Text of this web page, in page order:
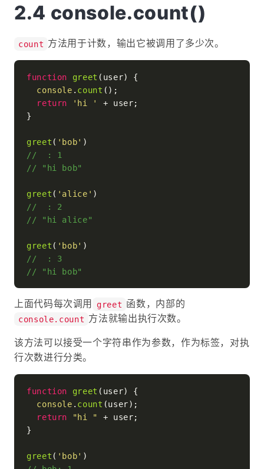
console.count()
count 方法用于计数，输出它被调用了多少次。
function greet ( user) {
console . count ();
return
'hi '
+ user;
}
greet ( 'bob'
//  : 1
// "hi bob"
greet ( 'alice'
//  : 2
// "hi alice"
greet ( 'bob'
//  : 3
// "hi bob"
上面代码每次调用 greet 函数，内部的
console.count 方法就输出执行次数。
该方法可以接受一个字符串作为参数，作为标签，对执
行次数进行分类。
function greet ( user) {
console . count (user);
return
"hi "
+ user;
}
greet ( 'bob'